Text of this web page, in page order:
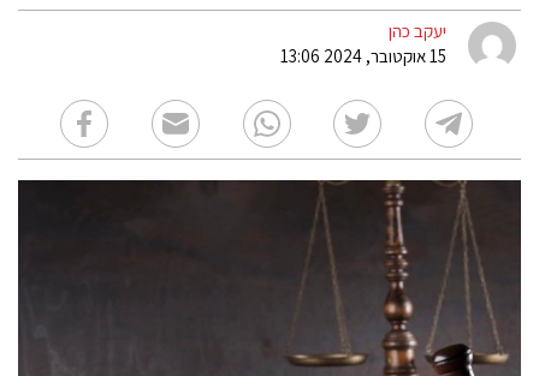
יעקב כהן
15 אוקטובר, 2024 13:06